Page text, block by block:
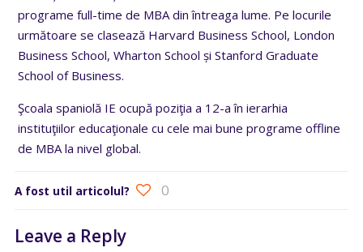
programe full-time de MBA din întreaga lume. Pe locurile
următoare se clasează Harvard Business School, London
Business School, Wharton School și Stanford Graduate
School of Business.
Şcoala spaniolă IE ocupă poziţia a 12-a în ierarhia
instituţiilor educaţionale cu cele mai bune programe offline
de MBA la nivel global.
A fost util articolul? 0
Leave a Reply